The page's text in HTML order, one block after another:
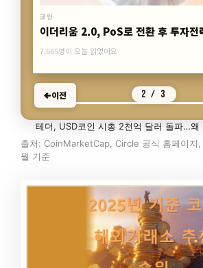
코인
NFT 프로젝트, 투자 전 반드시 확인할
7,439명이 오늘 읽었어요
이전 3 / 3
테더, USD코인 시총 2천억 달러 돌파…왜
출처: CoinMarketCap, Circle 공식 홈페이지
월 기준